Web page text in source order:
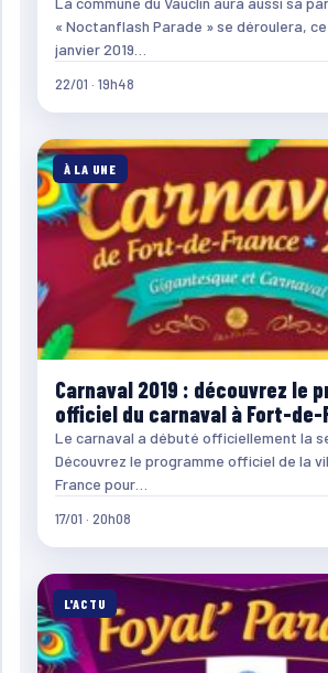
« Noctanflash Parade » se déroulera,
janvier 2019…
22/01 · 19h48
À LA UNE
Carnaval 2019 : découvrez le
officiel du carnaval à Fort-de-
Le carnaval a débuté officiellement la
Découvrez le programme officiel de la
France pour…
17/01 · 20h08
L'ACTU